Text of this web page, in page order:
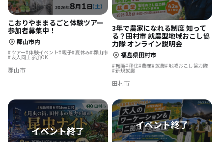
こおりやままるごと体験ツアー
参加者募集中！
郡山市内
ツアー 体験イベント 親子 夏休み 郡山市
友人同士参加OK
郡山市
3年で農家になれる制度 知って
る？田村市 就農型地域おこし協
力隊 オンライン説明会
福島県田村市
転職 移住 農業 就農 地域おこし協力隊
新規就農
田村市